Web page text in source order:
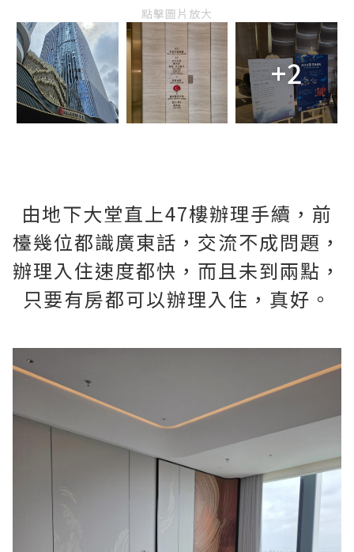
點擊圖片放大
+2
由地下大堂直上47樓辦理手續，前
檯幾位都識廣東話，交流不成問題，
辦理入住速度都快，而且未到兩點，
只要有房都可以辦理入住，真好。